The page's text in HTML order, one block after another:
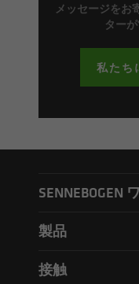
メッセージをお
ター
私たち
SENNEBOGEN
製品
接触